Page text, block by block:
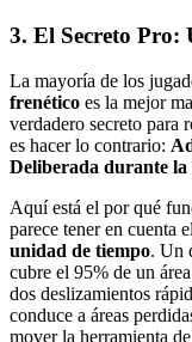
3. El Secreto
La mayoría de los
frenético es la mejor
verdadero secreto para
es hacer lo contrario:
Deliberada durante la
Aquí está el por qué
parece tener en cuenta
unidad de tiempo. Un
cubre el 95% de un
dos deslizamientos
conduce a áreas
mover la herramienta